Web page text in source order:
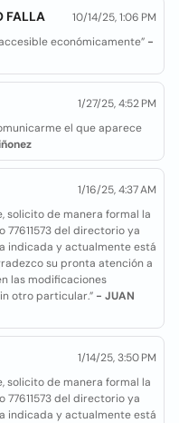
FALLA
10/14/25, 1:06 PM
económicamente” -
1/27/25, 4:52 PM
el que aparece
1/16/25, 4:37 AM
solicito de manera formal la
del directorio ya
indicada y actualmente está
su pronta atención a
las modificaciones
otro particular.” - JUAN
1/14/25, 3:50 PM
solicito de manera formal la
del directorio ya
indicada y actualmente está